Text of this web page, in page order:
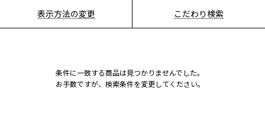
表示方法の変更 こだわり検索
条件に一致する商品は見つかりませんでした。
お手数ですが、検索条件を変更してください。